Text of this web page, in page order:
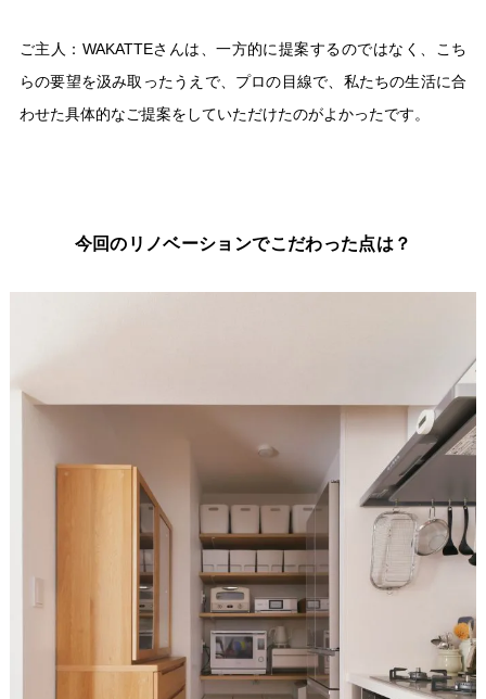
ご主人：WAKATTEさんは、一方的に提案するのではなく、こち
らの要望を汲み取ったうえで、プロの目線で、私たちの生活に合
わせた具体的なご提案をしていただけたのがよかったです。
今回のリノベーションでこだわった点は？